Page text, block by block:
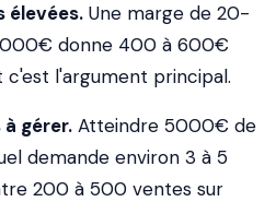
élevées. Une marge de 20-
donne 400 à 600€
l'argument principal.
gérer. Atteindre 5000€ de
demande environ 3 à 5
200 à 500 ventes sur